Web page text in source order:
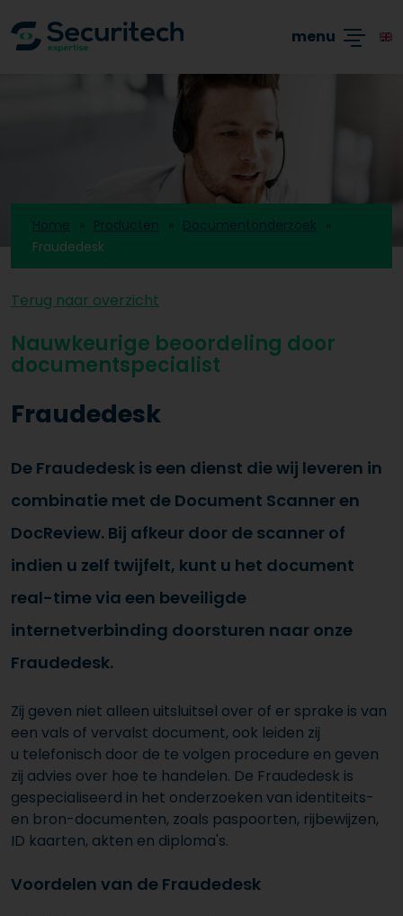
Academy
Producten
Branches
Blogs
menu
Home Producten
Documentonderzoek
Fraudedesk
Terug naar overzicht
Nauwkeurige beoordeling door
documentspecialist
Fraudedesk
De Fraudedesk is een dienst die wij leveren in
combinatie met de Document Scanner en
DocReview. Bij afkeur door de scanner of
indien u zelf twijfelt, kunt u het document
real-time via een beveiligde
internetverbinding doorsturen naar onze
Fraudedesk.
Zij geven niet alleen uitsluitsel over of er sprake is van
een vals of vervalst document, ook leiden zij
u telefonisch door de te volgen procedure en geven
zij advies over hoe te handelen. De Fraudedesk is
gespecialiseerd in het onderzoeken van identiteits-
en bron-documenten, zoals paspoorten, rijbewijzen,
ID kaarten, akten en diploma's.
Voordelen van de Fraudedesk